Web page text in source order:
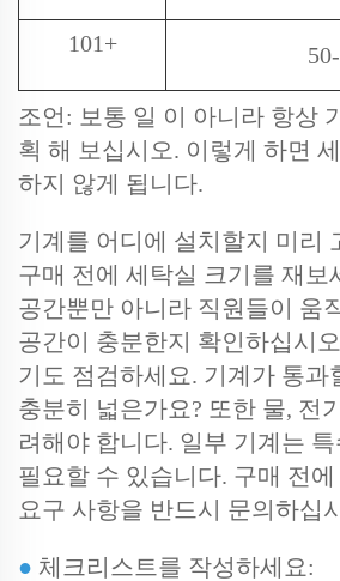
101+
조언: 보통 일 이 아니라 항상
획 해 보십시오. 이렇게 하면
하지 않게 됩니다.
기계를 어디에 설치할지 미리
구매 전에 세탁실 크기를 재보
공간뿐만 아니라 직원들이 움
공간이 충분한지 확인하십시
기도 점검하세요. 기계가 통과
충분히 넓은가요? 또한 물, 전
려해야 합니다. 일부 기계는
필요할 수 있습니다. 구매 전에
요구 사항을 반드시 문의하십
● 체크리스트를 작성하세요: